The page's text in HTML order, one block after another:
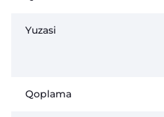
Yuzasi
Qoplama